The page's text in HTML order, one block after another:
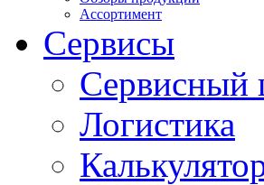
Ассортимент
Сервисы
Сервисный
Логистика